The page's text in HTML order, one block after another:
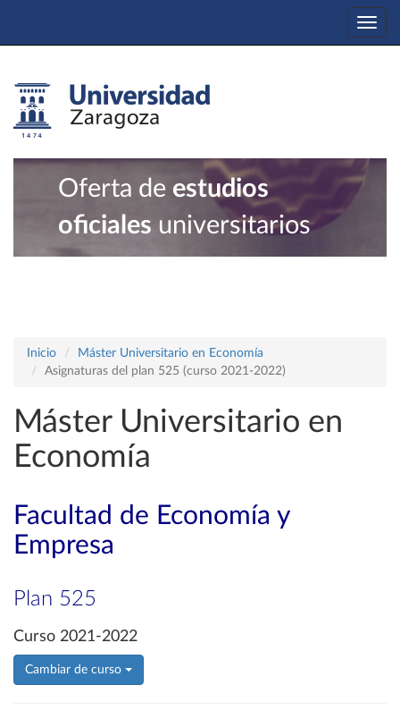
Oferta de estudios
oficiales universitarios
Inicio
Máster Universitario en Economía
Asignaturas del plan 525 (curso 2021-2022)
Máster Universitario en
Economía
Facultad de Economía y
Empresa
Plan 525
Curso 2021-2022
Cambiar de curso